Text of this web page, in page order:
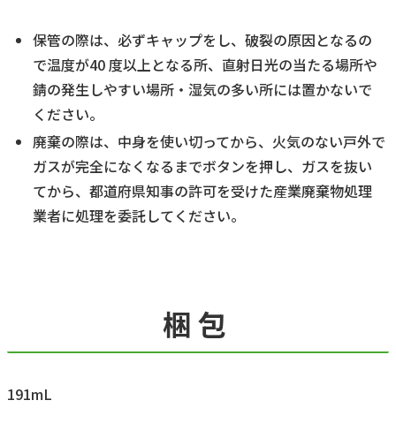
保管の際は、必ずキャップをし、破裂の原因となるの
で温度が40 度以上となる所、直射日光の当たる場所や
錆の発生しやすい場所・湿気の多い所には置かないで
ください。
廃棄の際は、中身を使い切ってから、火気のない戸外で
ガスが完全になくなるまでボタンを押し、ガスを抜い
てから、都道府県知事の許可を受けた産業廃棄物処理
業者に処理を委託してください。
梱包
191mL